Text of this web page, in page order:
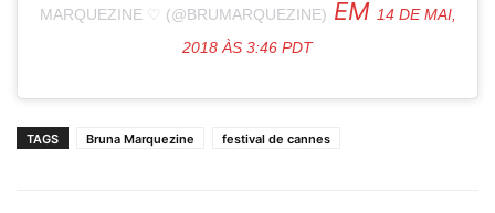
MARQUEZINE ♡ (@BRUMARQUEZINE) EM 14 DE MAI,
2018 ÀS 3:46 PDT
TAGS Bruna Marquezine festival de cannes